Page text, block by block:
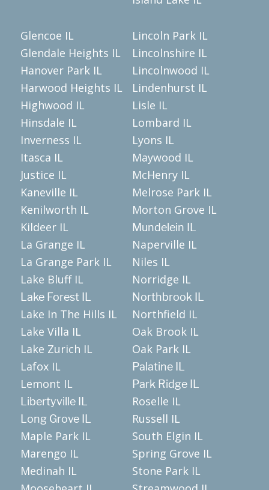
Glencoe IL
Glendale Heights IL
Hanover Park IL
Harwood Heights IL
Highwood IL
Hinsdale IL
Inverness IL
Itasca IL
Justice IL
Kaneville IL
Kenilworth IL
Kildeer IL
La Grange IL
La Grange Park IL
Lake Bluff IL
Lake Forest IL
Lake In The Hills IL
Lake Villa IL
Lake Zurich IL
Lafox IL
Lemont IL
Libertyville IL
Long Grove IL
Maple Park IL
Marengo IL
Medinah IL
Lincoln Park IL
Lincolnshire IL
Lincolnwood IL
Lindenhurst IL
Lisle IL
Lombard IL
Lyons IL
Maywood IL
McHenry IL
Melrose Park IL
Morton Grove IL
Mundelein IL
Naperville IL
Niles IL
Norridge IL
Northbrook IL
Northfield IL
Oak Brook IL
Oak Park IL
Palatine IL
Park Ridge IL
Roselle IL
Russell IL
South Elgin IL
Spring Grove IL
Stone Park IL